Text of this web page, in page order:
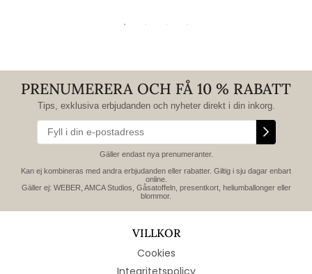
PRENUMERERA OCH FÅ 10 % RABATT
Tips, exklusiva erbjudanden och nyheter direkt i din inkorg.
Gäller endast nya prenumeranter.
Kan ej kombineras med andra erbjudanden eller rabatter. Giltig i sju dagar enbart
online.
Gäller ej: WEBER, AMCA Studios, Gåsatoffeln, presentkort, heliumballonger eller
blommor.
VILLKOR
Cookies